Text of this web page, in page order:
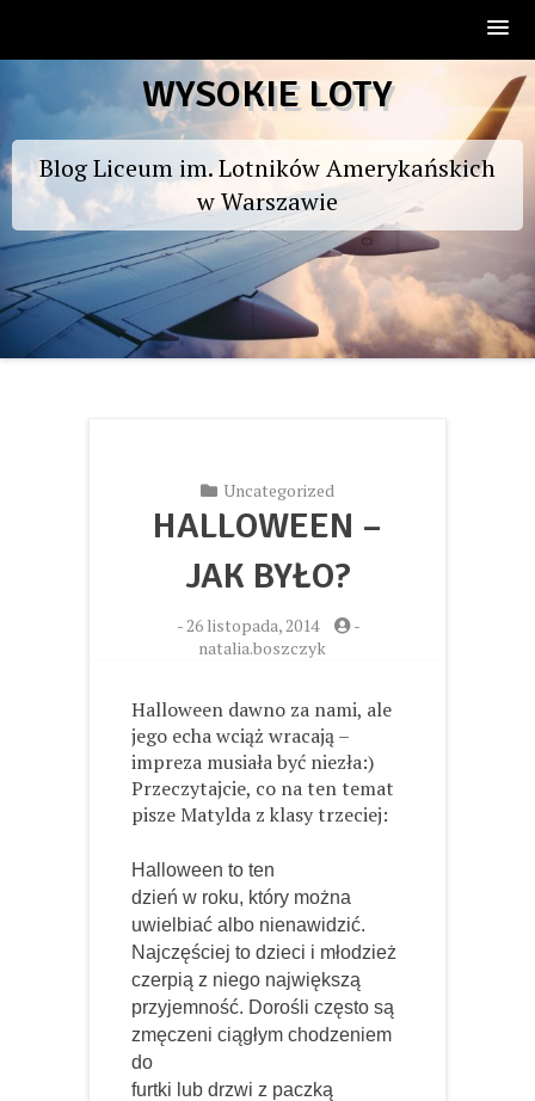
to
WYSOKIE LOTY
Blog Liceum im. Lotników Amerykańskich
w Warszawie
Uncategorized
HALLOWEEN –
JAK BYŁO?
-26 listopada, 2014
-
natalia.boszczyk
Halloween dawno za nami, ale
jego echa wciąż wracają –
impreza musiała być niezła:)
Przeczytajcie, co na ten temat
pisze Matylda z klasy trzeciej:
Halloween to ten
dzień w roku, który można
uwielbiać albo nienawidzić.
Najczęściej to dzieci i młodzież
czerpią z niego największą
przyjemność. Dorośli często są
zmęczeni ciągłym chodzeniem
do
furtki lub drzwi z paczką